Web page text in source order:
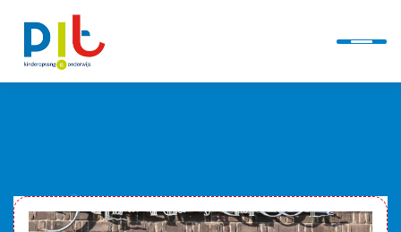
Alles over PIT